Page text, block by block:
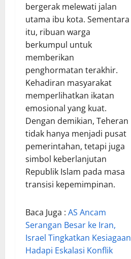
bergerak melewati jalan
utama ibu kota. Sementara
itu, ribuan warga
berkumpul untuk
memberikan
penghormatan terakhir.
Kehadiran masyarakat
memperlihatkan ikatan
emosional yang kuat.
Dengan demikian, Teheran
tidak hanya menjadi pusat
pemerintahan, tetapi juga
simbol keberlanjutan
Republik Islam pada masa
transisi kepemimpinan.
Baca Juga : AS Ancam
Serangan Besar ke Iran,
Israel Tingkatkan Kesiagaan
Hadapi Eskalasi Konflik